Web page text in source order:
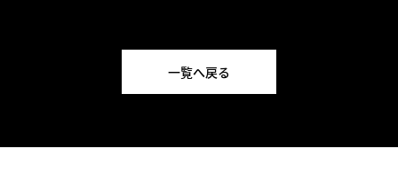
一覧へ戻る